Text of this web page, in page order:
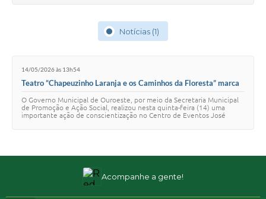
Notícias (1)
14/05/2026 às 13h54
Teatro “Chapeuzinho Laranja e os Caminhos da Floresta” marca
O Governo Municipal de Ouroeste, por meio da Secretaria Municipal
de Promoção e Ação Social, realizou nesta quinta-feira (14) uma
importante ação de conscientização no Centro de Eventos José
Acompanhe a gente!